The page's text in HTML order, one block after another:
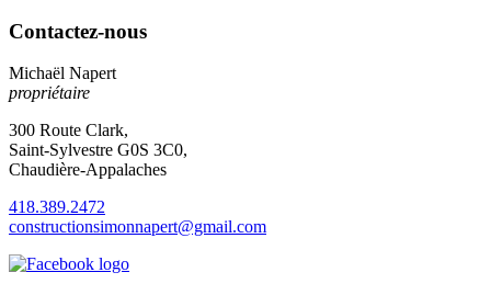
Contactez-nous
Michaël Napert
propriétaire
300 Route Clark,
Saint-Sylvestre G0S 3C0,
Chaudière-Appalaches
418.389.2472
constructionsimonnapert@gmail.com